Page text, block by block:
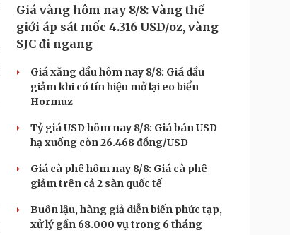
Giá vàng hôm nay 8/8: Vàng thế
giới áp sát mốc 4.316 USD/oz, vàng
SJC đi ngang
Giá xăng dầu hôm nay 8/8: Giá dầu
giảm khi có tín hiệu mở lại eo biển
Hormuz
Tỷ giá USD hôm nay 8/8: Giá bán USD
hạ xuống còn 26.468 đồng/USD
Giá cà phê hôm nay 8/8: Giá cà phê
giảm trên cả 2 sàn quốc tế
Buôn lậu, hàng giả diễn biến phức tạp,
xử lý gần 68.000 vụ trong 6 tháng